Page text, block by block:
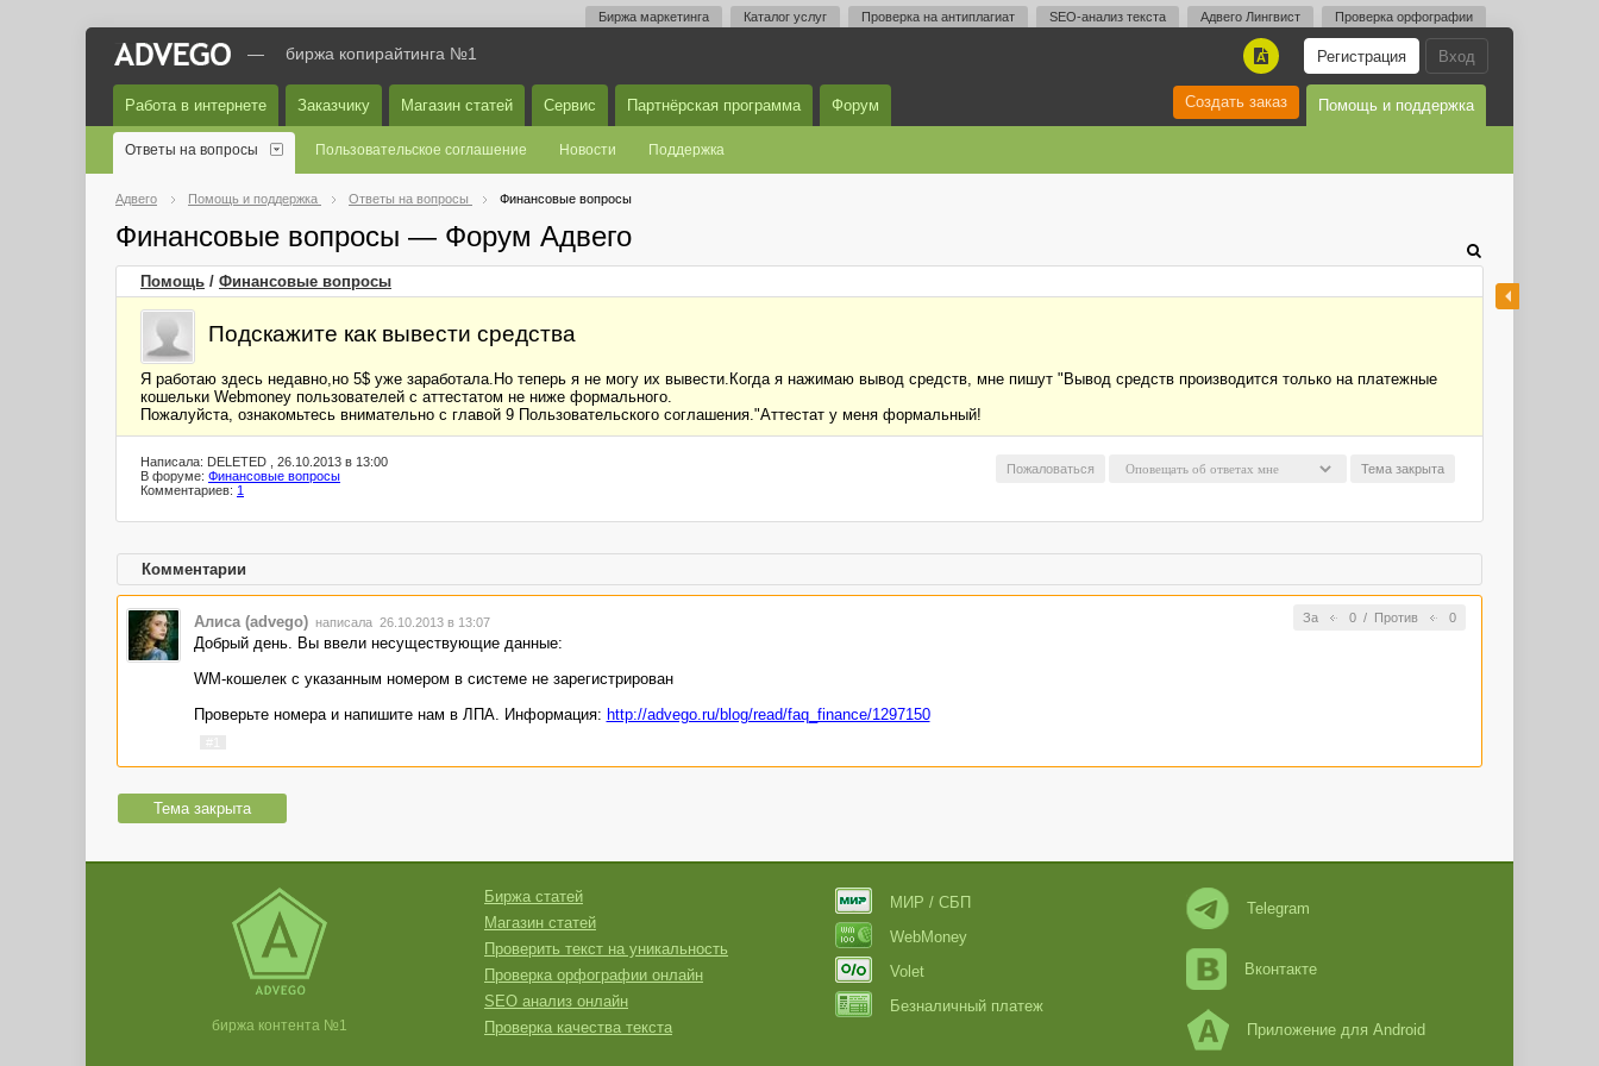
Биржа маркетинга Каталог услуг Проверка на антиплагиат SEO-анализ текста Адвего Лингвист Проверка орфографии
Вход
Регистрация
A
— биржа копирайтинга №1
Работа в интернете Заказчику Магазин статей Сервис Партнёрская программа Форум Помощь и поддержка
Создать заказ
Ответы на вопросы Пользовательское соглашение Новости Поддержка
Адвего Помощь и поддержка Ответы на вопросы Финансовые вопросы
Финансовые вопросы — Форум Адвего
Помощь / Финансовые вопросы
Подскажите как вывести средства
Я работаю здесь недавно,но 5$ уже заработала.Но теперь я не могу их вывести.Когда я нажимаю вывод средств, мне пишут "Вывод средств производится только на платежные
кошельки Webmoney пользователей с аттестатом не ниже формального.
Пожалуйста, ознакомьтесь внимательно с главой 9 Пользовательского соглашения."Аттестат у меня формальный!
Тема закрыта
Пожаловаться
Написала: DELETED , 26.10.2013 в 13:00
В форуме: Финансовые вопросы
Комментариев: 1
Комментарии
За 0/ Против 0
Алиса (advego) написала 26.10.2013 в 13:07
Добрый день. Вы ввели несуществующие данные:
WM-кошелек с указанным номером в системе не зарегистрирован
Проверьте номера и напишите нам в ЛПА. Информация: http://advego.ru/blog/read/faq_finance/1297150
Тема закрыта
биржа контента №1
Биржа статей
Магазин статей
Проверить текст на уникальность
Проверка орфографии онлайн
SEO анализ онлайн
Проверка качества текста
МИР / СБП
WebMoney
Volet
Безналичный платеж
Telegram
Вконтакте
Приложение для Android